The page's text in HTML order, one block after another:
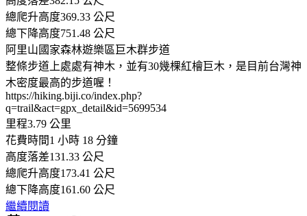
總爬升高度369.33 公尺
總下降高度751.48 公尺
阿里山國家森林遊樂區巨木群步道
整條步道上處處有神木，並有30幾棵紅檜巨木，是目前台灣神
木密度最高的步道喔！
https://hiking.biji.co/index.php?
q=trail&act=gpx_detail&id=5699534
里程3.79 公里
花費時間1 小時 18 分鐘
高度落差131.33 公尺
總爬升高度173.41 公尺
總下降高度161.60 公尺
繼續閱讀